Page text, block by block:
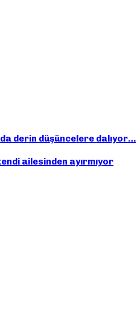
derin düşüncelere dalıyor…
ailesinden ayırmıyor